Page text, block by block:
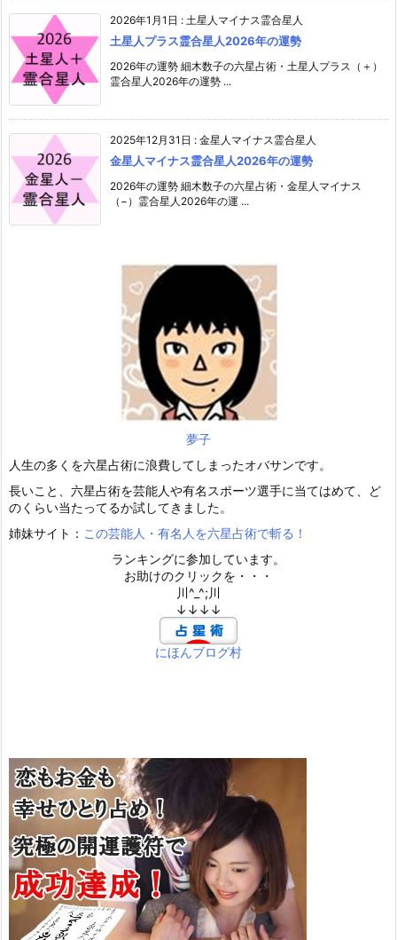
2026年1月1日 : 土星人マイナス霊合星人
土星人プラス霊合星人2026年の運勢
2026年の運勢 細木数子の六星占術・土星人プラス（＋）
霊合星人2026年の運勢 ...
2025年12月31日 : 金星人マイナス霊合星人
金星人マイナス霊合星人2026年の運勢
2026年の運勢 細木数子の六星占術・金星人マイナス
（−）霊合星人2026年の運 ...
夢子
人生の多くを六星占術に浪費してしまったオバサンです。
長いこと、六星占術を芸能人や有名スポーツ選手に当てはめて、ど
のくらい当たってるか試してきました。
姉妹サイト： この芸能人・有名人を六星占術で斬る！
ランキングに参加しています。
お助けのクリックを・・・
川^_^;川
↓↓↓↓
にほんブログ村